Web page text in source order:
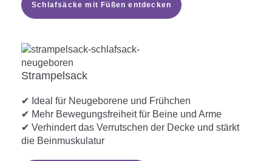
Schlafsäcke mit Füßen entdecken
Strampelsack
✔ Ideal für Neugeborene und Frühchen
✔ Mehr Bewegungsfreiheit für Beine und Arme
✔ Verhindert das Verrutschen der Decke und stärkt
die Beinmuskulatur